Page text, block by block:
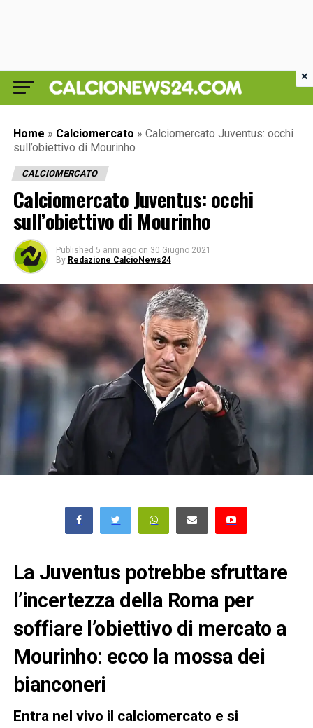
Home » Calciomercato » Calciomercato Juventus: occhi
sull’obiettivo di Mourinho
CALCIOMERCATO
Calciomercato Juventus: occhi
sull’obiettivo di Mourinho
Published 5 anni ago on 30 Giugno 2021
By Redazione CalcioNews24
La Juventus potrebbe sfruttare
l’incertezza della Roma per
soffiare l’obiettivo di mercato a
Mourinho: ecco la mossa dei
bianconeri
Entra nel vivo il calciomercato e si
×